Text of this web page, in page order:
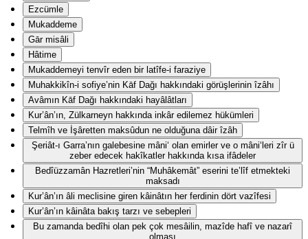
Ezcümle
Mukaddeme
Gār misâli
Hâtime
Mukaddemeyi tenvîr eden bir latîfe-i faraziye
Muhakkikîn-i sofiye’nin Kāf Dağı hakkındaki görüşlerinin îzâhı
Avâmın Kāf Dağı hakkındaki hayâlâtları
Kur’ân’ın, Zülkarneyn hakkında inkâr edilemez hükümleri
Telmîh ve İşâretten maksûdun ne olduğuna dâir îzâh
Şeriât-ı Garra’nın galebesine mâni‘ olan emirler ve o mâni‘leri zîr ü
zeber edecek hakîkatler hakkında kısa ifâdeler
Bedîüzzamân Hazretleri’nin “Muhâkemât” eserini te’lîf etmekteki
maksadı
Kur’ân’ın âli meclisine giren kâinâtın her ferdinin dört vazîfesi
Kur’ân’ın kâinâta bakış tarzı ve sebepleri
Bu zamanda bedîhi olan pek çok mesâilin, mazîde hafî ve nazarî
olması